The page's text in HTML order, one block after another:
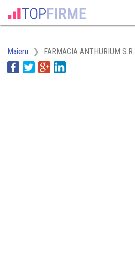
Maieru FARMACIA ANTHURIUM